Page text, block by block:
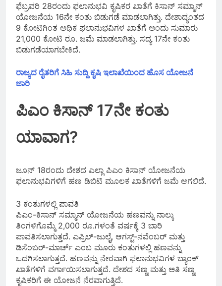
ಫೆಬ್ರವರಿ 28ರಂದು ಫಲಾನುಭವಿ ಕೃಷಿಕರ ಖಾತೆಗೆ ಕಿಸಾನ್‌ ಸಮ್ಮಾನ್‌
ಯೋಜನೆಯ 16ನೇ ಕಂತು ಬಿಡುಗಡೆ ಮಾಡಲಾಗಿತ್ತು. ದೇಶಾದ್ಯಂತದ
9 ಕೋಟಿಗಿಂತ ಅಧಿಕ ಫಲಾನುಭವಿಗಳ ಖಾತೆಗೆ ಅಂದು ಸುಮಾರು
21,000 ಕೋಟಿ ರೂ. ಜಮೆ ಮಾಡಲಾಗಿತ್ತು. ಸದ್ಯ 17ನೇ ಕಂತು
ಬಿಡುಗಡೆಯಾಗಬೇಕಿದೆ.
ರಾಜ್ಯದ ರೈತರಿಗೆ ಸಿಹಿ ಸುದ್ದಿ ಕೃಷಿ ಇಲಾಖೆಯಿಂದ ಹೊಸ ಯೋಜನೆ
ಜಾರಿ
ಪಿಎಂ ಕಿಸಾನ್ 17ನೇ ಕಂತು
ಯಾವಾಗ?
ಜೂನ್ 18ರಂದು ದೇಶದ ಎಲ್ಲಾ ಪಿಎಂ ಕಿಸಾನ್ ಯೋಜನೆಯ
ಫಲಾನುಭವಿಗಳಿಗೆ ಹಣ ಡಿಬಿಟಿ ಮೂಲಕ ಖಾತೆಗಳಿಗೆ ಜಮೆ ಆಗಲಿದೆ.
3 ಕಂತುಗಳಲ್ಲಿ ಪಾವತಿ
ಪಿಎಂ-ಕಿಸಾನ್ ಸಮ್ಮಾನ್‌ ಯೋಜನೆಯ ಹಣವನ್ನು ನಾಲ್ಕು
ತಿಂಗಳಿಗೊಮ್ಮೆ 2,000 ರೂ.ಗಳಂತೆ ವರ್ಷಕ್ಕೆ 3 ಬಾರಿ
ಪಾವತಿಸಲಾಗುತ್ತದೆ. ಎಪ್ರಿಲ್-ಜುಲೈ, ಆಗಸ್ಟ್-ನವೆಂಬರ್ ಮತ್ತು
ಡಿಸೆಂಬರ್-ಮಾರ್ಚ್ ಎಂಬ ಮೂರು ಕಂತುಗಳಲ್ಲಿ ಹಣವನ್ನು
ಒದಗಿಸಲಾಗುತ್ತದೆ. ಹಣವನ್ನು ನೇರವಾಗಿ ಫಲಾನುಭವಿಗಳ ಬ್ಯಾಂಕ್
ಖಾತೆಗಳಿಗೆ ವರ್ಗಾಯಿಸಲಾಗುತ್ತದೆ. ದೇಶದ ಸಣ್ಣ ಮತ್ತು ಅತಿ ಸಣ್ಣ
ಕೃಷಿಕರಿಗೆ ಈ ಯೋಜನೆ ನೆರವಾಗುತ್ತಿದೆ.